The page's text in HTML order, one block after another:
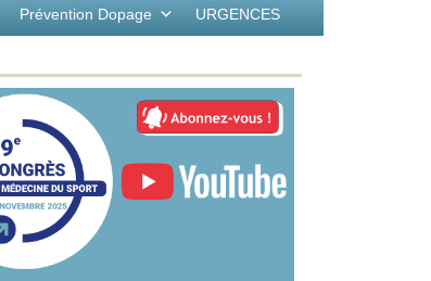
Prévention Dopage URGENCES